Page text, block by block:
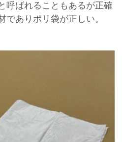
呼ばれることもあるが正確
でありポリ袋が正しい。